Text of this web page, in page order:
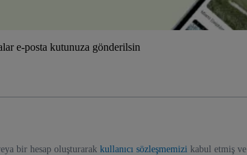
e-posta kutunuza gönderilsin
bir hesap oluşturarak kullanıcı sözleşmemizi kabul etmiş ve